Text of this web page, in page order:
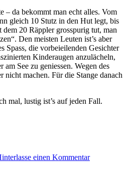
– da bekommt man echt alles. Vom
gleich 10 Stutz in den Hut legt, bis
20 Räppler grosspurig tut, man
Den meisten Leuten ist’s aber
Spass, die vorbeieilenden Gesichter
Kinderaugen anzulächeln,
am See zu geniessen. Wegen des
nicht machen. Für die Stange danach
mal, lustig ist’s auf jeden Fall.
einen Kommentar